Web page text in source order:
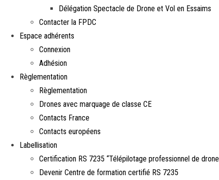
Délégation Spectacle de Drone et Vol en Essaims
Contacter la FPDC
Espace adhérents
Connexion
Adhésion
Règlementation
Règlementation
Drones avec marquage de classe CE
Contacts France
Contacts européens
Labellisation
Certification RS 7235 “Télépilotage professionnel de
Devenir Centre de formation certifié RS 7235